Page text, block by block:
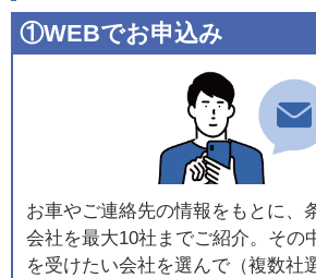
①WEBでお申込み
お車やご連絡先の情報をもとに、
会社を最大10社までご紹介。その
を受けたい会社を選んで（複数社